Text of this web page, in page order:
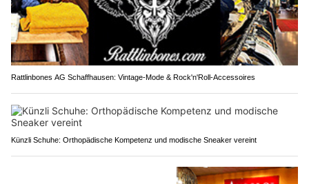
Rattlinbones AG Schaffhausen: Vintage-Mode & Rock'n'Roll-Accessoires
Künzli Schuhe: Orthopädische Kompetenz und modische Sneaker vereint